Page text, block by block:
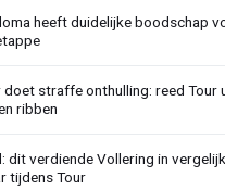
heeft duidelijke boodschap
doet straffe onthulling: reed Tour
ribben
dit verdiende Vollering in
tijdens Tour